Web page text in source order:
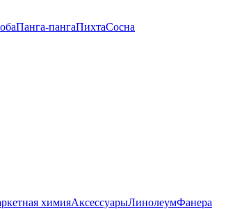
Панга-пангаПихтаСосна
химияАксессуарыЛинолеумФанера